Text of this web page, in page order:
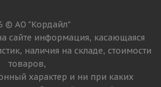
© АО "Кордайл"
сайте информация, касающаяся
наличия на складе, стоимости
товаров,
характер и ни при каких